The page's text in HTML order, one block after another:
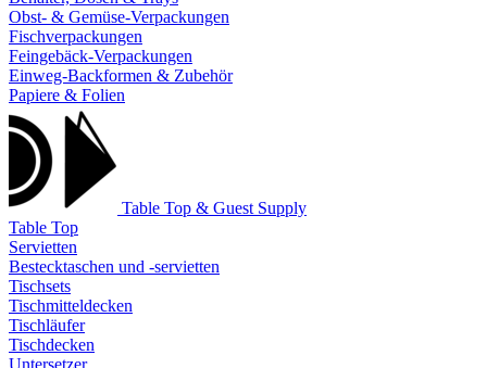
Obst- & Gemüse-Verpackungen
Fischverpackungen
Feingebäck-Verpackungen
Einweg-Backformen & Zubehör
Papiere & Folien
Table Top & Guest Supply
Table Top
Servietten
Bestecktaschen und -servietten
Tischsets
Tischmitteldecken
Tischläufer
Tischdecken